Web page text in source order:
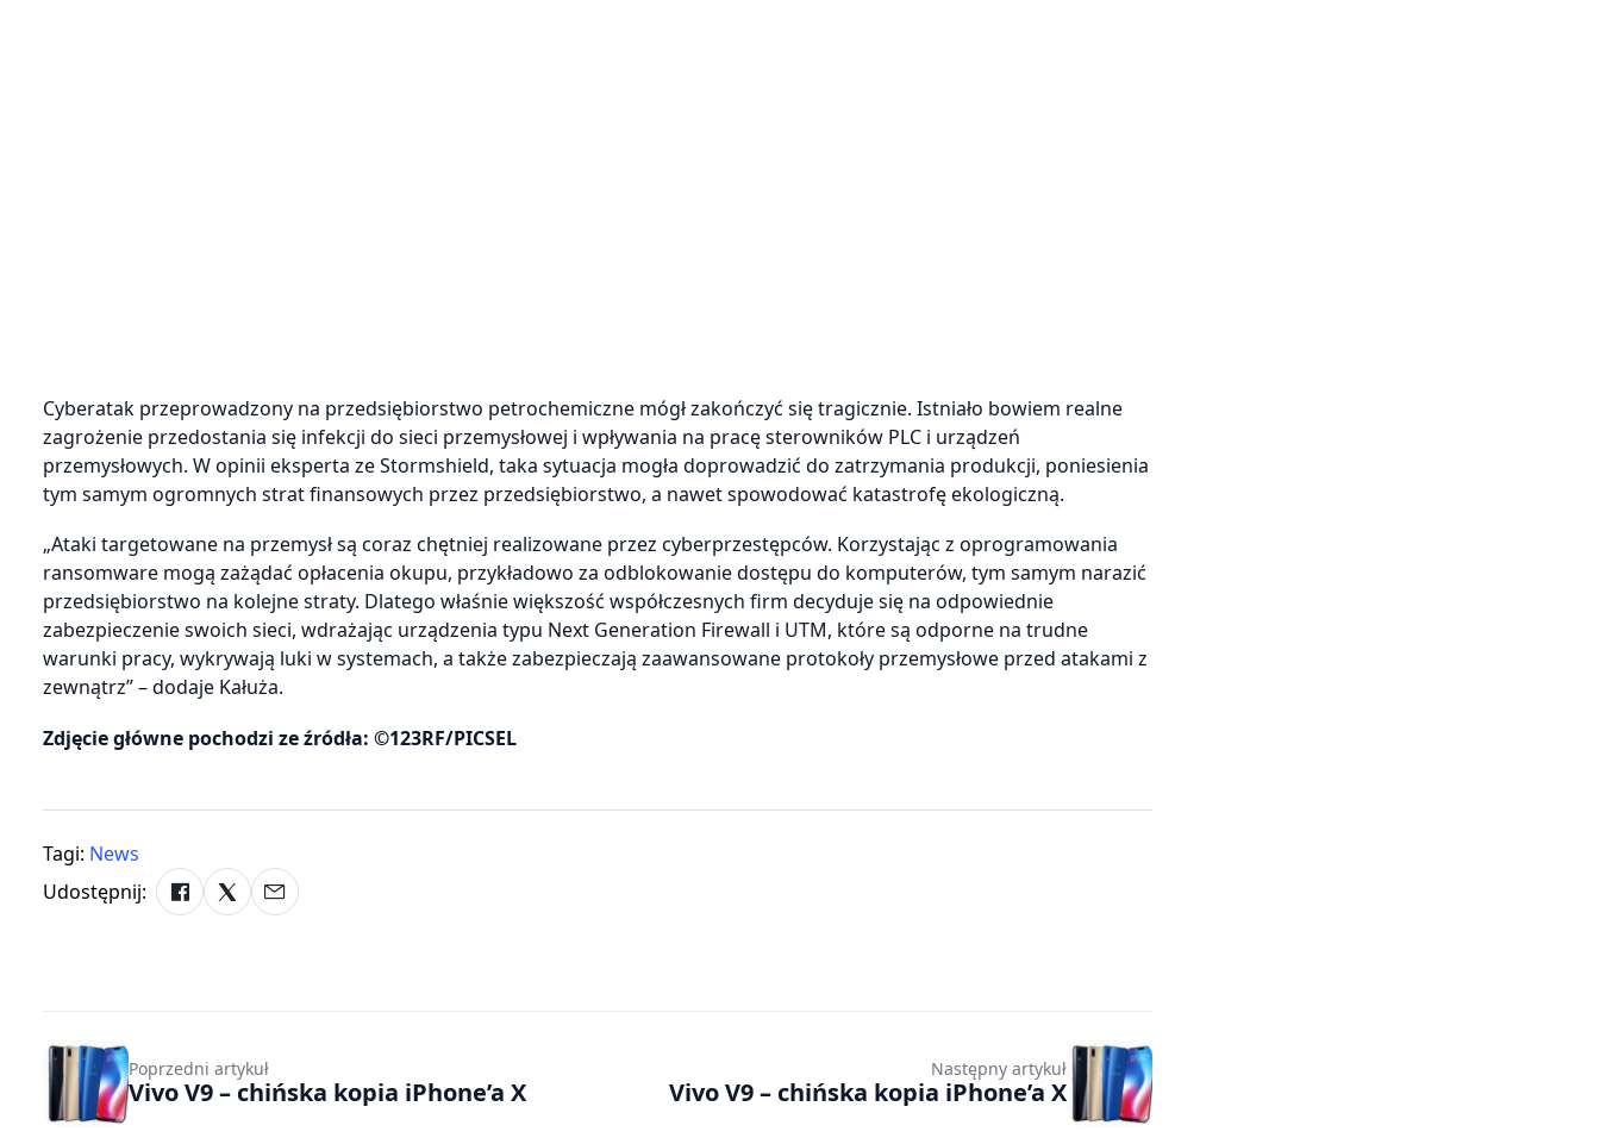
Cyberatak przeprowadzony na przedsiębiorstwo petrochemiczne mógł zakończyć się tragicznie. Istniało bowiem realne
zagrożenie przedostania się infekcji do sieci przemysłowej i wpływania na pracę sterowników PLC i urządzeń
przemysłowych. W opinii eksperta ze Stormshield, taka sytuacja mogła doprowadzić do zatrzymania produkcji, poniesienia
tym samym ogromnych strat finansowych przez przedsiębiorstwo, a nawet spowodować katastrofę ekologiczną.
„Ataki targetowane na przemysł są coraz chętniej realizowane przez cyberprzestępców. Korzystając z oprogramowania
ransomware mogą zażądać opłacenia okupu, przykładowo za odblokowanie dostępu do komputerów, tym samym narazić
przedsiębiorstwo na kolejne straty. Dlatego właśnie większość współczesnych firm decyduje się na odpowiednie
zabezpieczenie swoich sieci, wdrażając urządzenia typu Next Generation Firewall i UTM, które są odporne na trudne
warunki pracy, wykrywają luki w systemach, a także zabezpieczają zaawansowane protokoły przemysłowe przed atakami z
zewnątrz” – dodaje Kałuża.
Zdjęcie główne pochodzi ze źródła: ©123RF/PICSEL
Tagi: News
Udostępnij:
Poprzedni artykuł
Vivo V9 – chińska kopia iPhone’a X
Następny artykuł
Vivo V9 – chińska kopia iPhone’a X